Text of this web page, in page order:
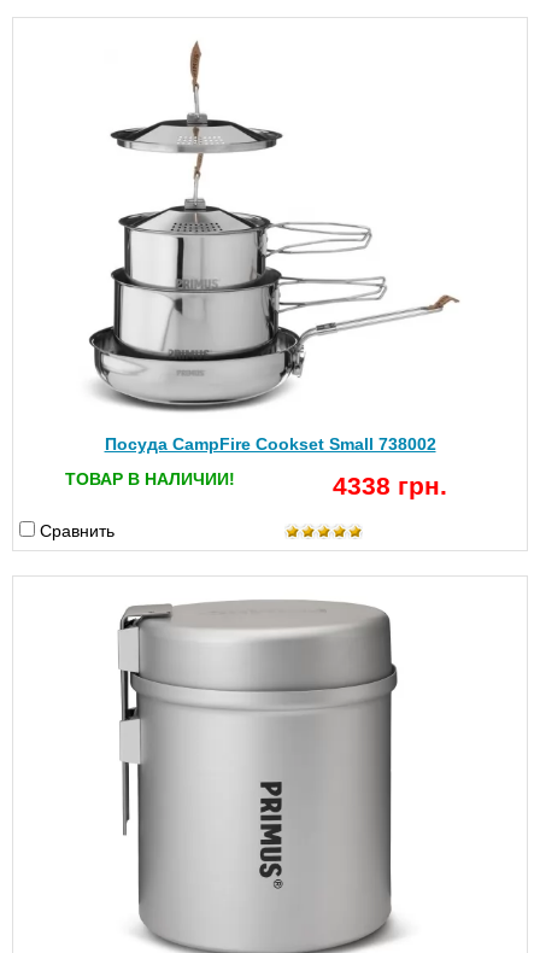
Посуда CampFire Cookset Small 738002
ТОВАР В НАЛИЧИИ!
4338 грн.
Сравнить